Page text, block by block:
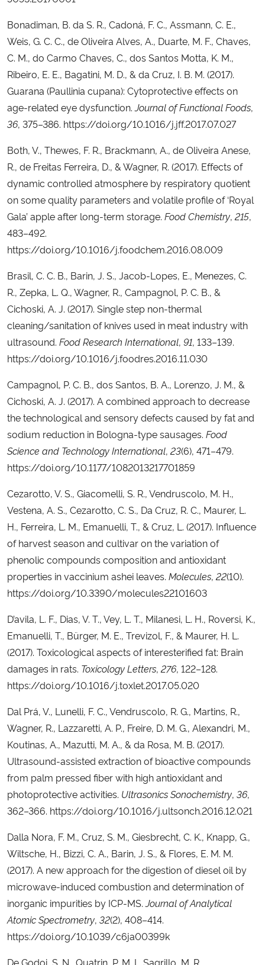
Bonadiman, B. da S. R., Cadoná, F. C., Assmann, C. E.,
Weis, G. C. C., de Oliveira Alves, A., Duarte, M. F., Chaves,
C. M., do Carmo Chaves, C., dos Santos Motta, K. M.,
Ribeiro, E. E., Bagatini, M. D., & da Cruz, I. B. M. (2017).
Guarana (Paullinia cupana): Cytoprotective effects on
age-related eye dysfunction.Journal of Functional Foods,
36, 375–386. https://doi.org/10.1016/j.jff.2017.07.027
Both, V., Thewes, F. R., Brackmann, A., de Oliveira Anese,
R., de Freitas Ferreira, D., & Wagner, R. (2017). Effects of
dynamic controlled atmosphere by respiratory quotient
on some quality parameters and volatile profile of ‘Royal
Gala’ apple after long-term storage. Food Chemistry, 215,
483–492.
https://doi.org/10.1016/j.foodchem.2016.08.009
Brasil, C. C. B., Barin, J. S., Jacob-Lopes, E., Menezes, C.
R., Zepka, L. Q., Wagner, R., Campagnol, P. C. B., &
Cichoski, A. J. (2017). Single step non-thermal
cleaning/sanitation of knives used in meat industry with
ultrasound. Food Research International, 91, 133–139.
https://doi.org/10.1016/j.foodres.2016.11.030
Campagnol, P. C. B., dos Santos, B. A., Lorenzo, J. M., &
Cichoski, A. J. (2017). A combined approach to decrease
the technological and sensory defects caused by fat and
sodium reduction in Bologna-type sausages. Food
Science and Technology International, 23(6), 471–479.
https://doi.org/10.1177/1082013217701859
Cezarotto, V. S., Giacomelli, S. R., Vendruscolo, M. H.,
Vestena, A. S., Cezarotto, C. S., Da Cruz, R. C., Maurer, L.
H., Ferreira, L. M., Emanuelli, T., & Cruz, L. (2017). Influence
of harvest season and cultivar on the variation of
phenolic compounds composition and antioxidant
properties in vaccinium ashei leaves. Molecules, 22(10).
https://doi.org/10.3390/molecules22101603
D’avila, L. F., Dias, V. T., Vey, L. T., Milanesi, L. H., Roversi, K.,
Emanuelli, T., Bürger, M. E., Trevizol, F., & Maurer, H. L.
(2017). Toxicological aspects of interesterified fat: Brain
damages in rats. Toxicology Letters, 276, 122–128.
https://doi.org/10.1016/j.toxlet.2017.05.020
Dal Prá, V., Lunelli, F. C., Vendruscolo, R. G., Martins, R.,
Wagner, R., Lazzaretti, A. P., Freire, D. M. G., Alexandri, M.,
Koutinas, A., Mazutti, M. A., & da Rosa, M. B. (2017).
Ultrasound-assisted extraction of bioactive compounds
from palm pressed fiber with high antioxidant and
photoprotective activities. Ultrasonics Sonochemistry, 36,
362–366. https://doi.org/10.1016/j.ultsonch.2016.12.021
Dalla Nora, F. M., Cruz, S. M., Giesbrecht, C. K., Knapp, G.,
Wiltsche, H., Bizzi, C. A., Barin, J. S., & Flores, E. M. M.
(2017). A new approach for the digestion of diesel oil by
microwave-induced combustion and determination of
inorganic impurities by ICP-MS.Journal of Analytical
Atomic Spectrometry, 32(2), 408–414.
https://doi.org/10.1039/c6ja00399k
De Godoi, S. N., Quatrin, P. M. I., Sagrillo, M. R.,